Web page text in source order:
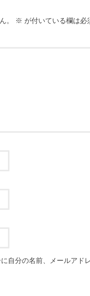
。 ※ が付いている欄は必
自分の名前、メールアド